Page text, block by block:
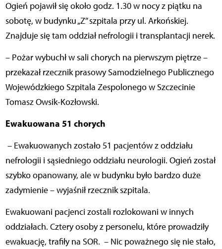
Ogień pojawił się około godz. 1.30 w nocy z piątku na
sobotę, w budynku „Z” szpitala przy ul. Arkońskiej.
Znajduje się tam oddział nefrologii i transplantacji nerek.
– Pożar wybuchł w sali chorych na pierwszym piętrze –
przekazał rzecznik prasowy Samodzielnego Publicznego
Wojewódzkiego Szpitala Zespolonego w Szczecinie
Tomasz Owsik-Kozłowski.
Ewakuowana 51 chorych
– Ewakuowanych zostało 51 pacjentów z oddziału
nefrologii i sąsiedniego oddziału neurologii. Ogień został
szybko opanowany, ale w budynku było bardzo duże
zadymienie – wyjaśnił rzecznik szpitala.
Ewakuowani pacjenci zostali rozlokowani w innych
oddziałach. Cztery osoby z personelu, które prowadziły
ewakuację, trafiły na SOR. – Nic poważnego się nie stało,